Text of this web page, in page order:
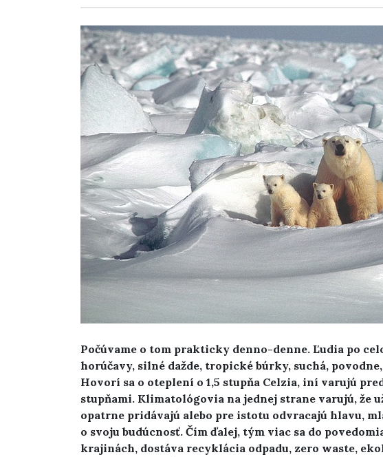
Počúvame o tom prakticky denno-denne. Ľudia po
horúčavy, silné dažde, tropické búrky, suchá,
Hovorí sa o oteplení o 1,5 stupňa Celzia, iní varujú
stupňami. Klimatológovia na jednej strane varujú, že
opatrne pridávajú alebo pre istotu odvracajú hlavu,
o svoju budúcnosť. Čím ďalej, tým viac sa do
krajinách, dostáva recyklácia odpadu, zero waste,